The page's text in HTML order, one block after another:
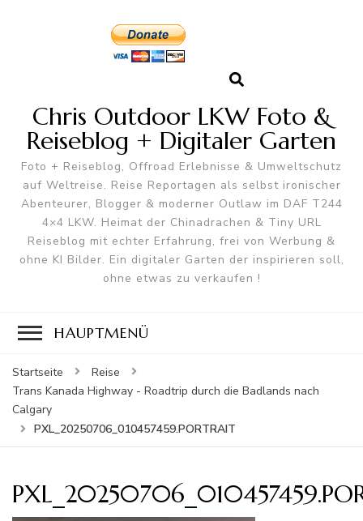
Chris Outdoor LKW Foto &
Reiseblog + Digitaler Garten
Foto + Reiseblog, Offroad Erlebnisse & Umweltschutz
auf Weltreise. Reise Reportagen als selbst ironischer
Abenteurer, Blogger & moderner Outlaw im DAF T244
4×4 LKW. Heimat der Chinadrachen & Tiny URL
Reiseblog mit echter Erfahrung, frei von Werbung &
ohne KI Bilder. Ein digitaler Garten der inspirieren soll,
ohne etwas zu verkaufen !
HAUPTMENÜ
Startseite
Reise
Trans Kanada Highway - Roadtrip durch die Badlands nach
Calgary
PXL_20250706_010457459.PORTRAIT